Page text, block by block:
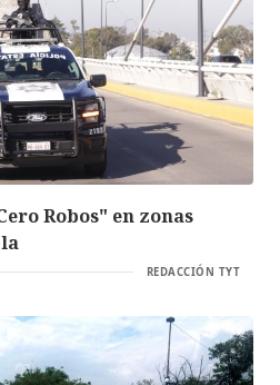
Robos" en zonas
REDACCIÓN TYT